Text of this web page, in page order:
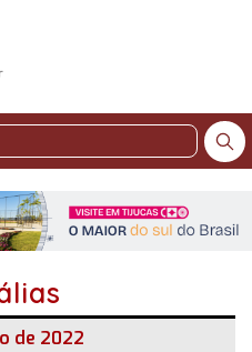
Pesquisar
Blog
de 2022